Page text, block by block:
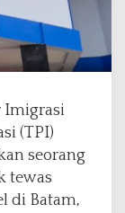
Imigrasi
(TPI)
seorang
tewas
di Batam,